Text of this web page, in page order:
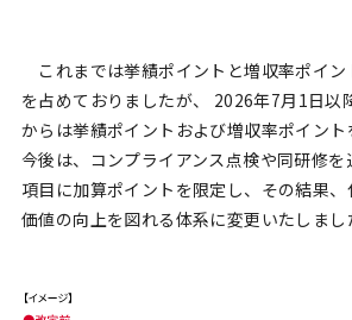
これまでは挙績ポイントと増収率ポイン
を占めておりましたが、 2026年7月1日以
からは挙績ポイントおよび増収率ポイント
今後は、コンプライアンス点検や同研修を
項目に加算ポイントを限定し、その結果
価値の向上を図れる体系に変更いたしまし